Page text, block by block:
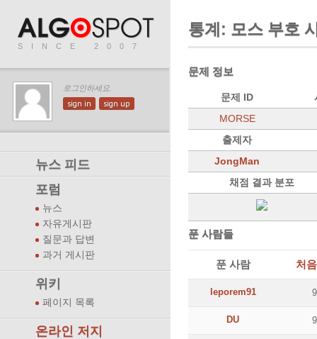
SINCE 2007
로그인하세요.
sign in sign up
뉴스 피드
포럼
뉴스
자유게시판
질문과 답변
과거 게시판
위키
페이지 목록
온라인 저지
통계: 모스 부호
문제 정보
문제 ID
MORSE
출제자
JongMan
채점 결과 분포
푼 사람들
푼 사람 처
leporem91
DU